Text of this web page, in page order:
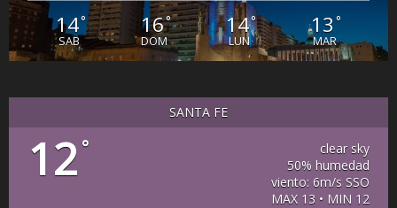
14°
SAB
16°
DOM
14°
LUN
13 °
MAR
SANTA FE
12 °
clear sky
50% humedad
viento: 6m/s SSO
MAX 13 • MIN 12